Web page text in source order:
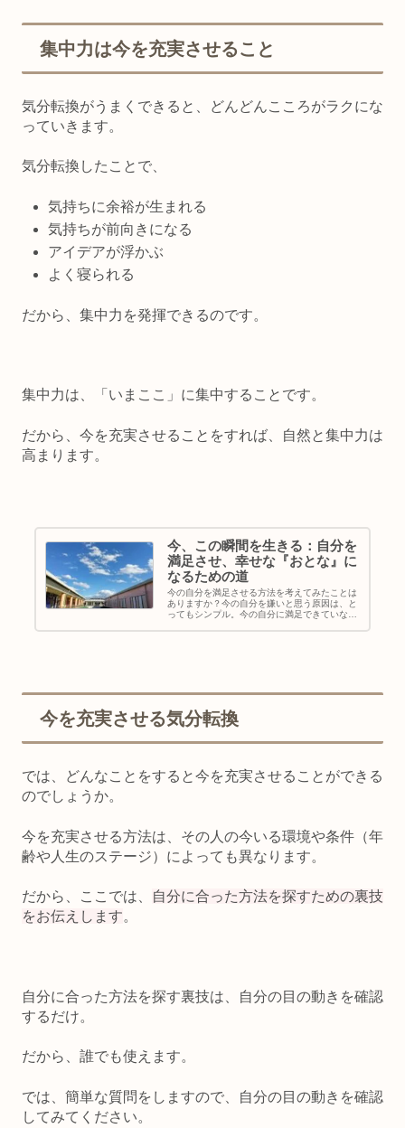
集中力は今を充実させること
気分転換がうまくできると、どんどんこころがラクにな
っていきます。
気分転換したことで、
気持ちに余裕が生まれる
気持ちが前向きになる
アイデアが浮かぶ
よく寝られる
だから、集中力を発揮できるのです。
集中力は、「いまここ」に集中することです。
だから、 今を充実させることをすれば、自然と集中力は
高まります。
今、この瞬間を生きる：自分を
満足させ、幸せな『おとな』に
なるための道
今の自分を満足させる方法を考えてみたことは
ありますか？今の自分を嫌いと思う原因は、と
ってもシンプル。今の自分に満足できていない
今を充実させる気分転換
では、どんなことをすると今を充実させることができる
のでしょうか。
今を充実させる方法は、その人の今いる環境や条件（年
齢や人生のステージ）によっても異なります。
だから、ここでは、
自分に合った方法を探すための裏技
をお伝えします。
自分に合った方法を探す裏技は、
自分の目の動きを確認
するだけ。
だから、誰でも使えます。
では、簡単な質問をしますので、自分の目の動きを確認
してみてください。